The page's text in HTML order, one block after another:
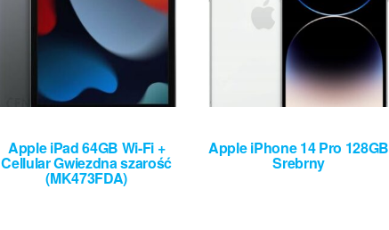
Apple iPad 64GB Wi-Fi +
Cellular Gwiezdna szarość
(MK473FDA)
Apple iPhone 14 Pro 128GB
Srebrny